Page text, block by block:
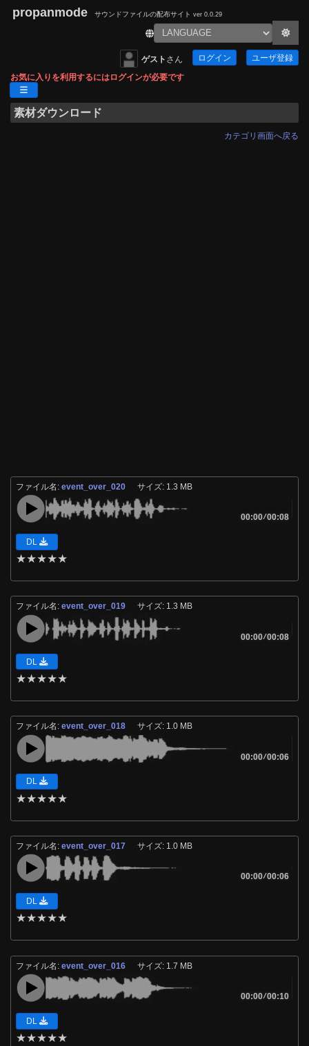
propanmode サウンドファイルの配布サイト ver 0.0.29
ゲスト さん ログイン ユーザ登録
お気に入りを利用するにはログインが必要です
素材ダウンロード
カテゴリ画面へ戻る
ファイル名:event_over_020 サイズ: 1.3 MB
00:00/00:08
DL
★★★★★
ファイル名:event_over_019 サイズ: 1.3 MB
00:00/00:08
DL
★★★★★
ファイル名:event_over_018 サイズ: 1.0 MB
00:00/00:06
DL
★★★★★
ファイル名:event_over_017 サイズ: 1.0 MB
00:00/00:06
DL
★★★★★
ファイル名:event_over_016 サイズ: 1.7 MB
00:00/00:10
DL
★★★★★